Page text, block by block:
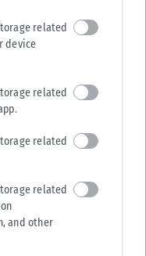
related
device
related
related
related
and other
Ιουλίου 2025